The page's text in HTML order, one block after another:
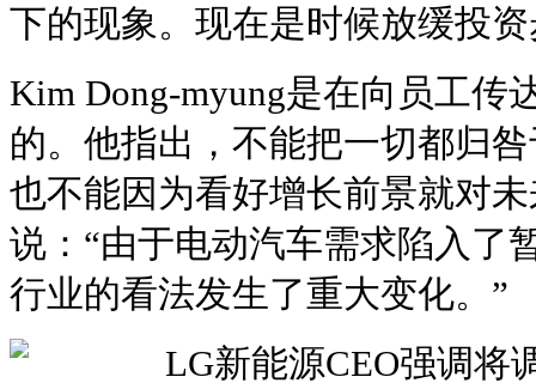
下的现象。现在是时候放缓投
Kim Dong-myung是在向员工传
的。他指出，不能把一切都归
也不能因为看好增长前景就对
说：“由于电动汽车需求陷入了
行业的看法发生了重大变化。”